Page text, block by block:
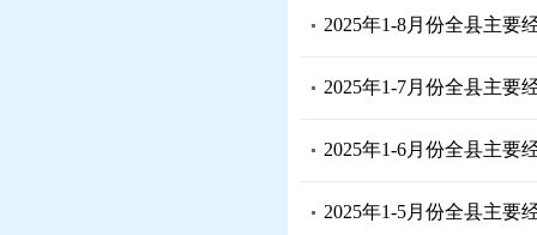
2025年1-8月份全县主要
2025年1-7月份全县主要
2025年1-6月份全县主要
2025年1-5月份全县主要